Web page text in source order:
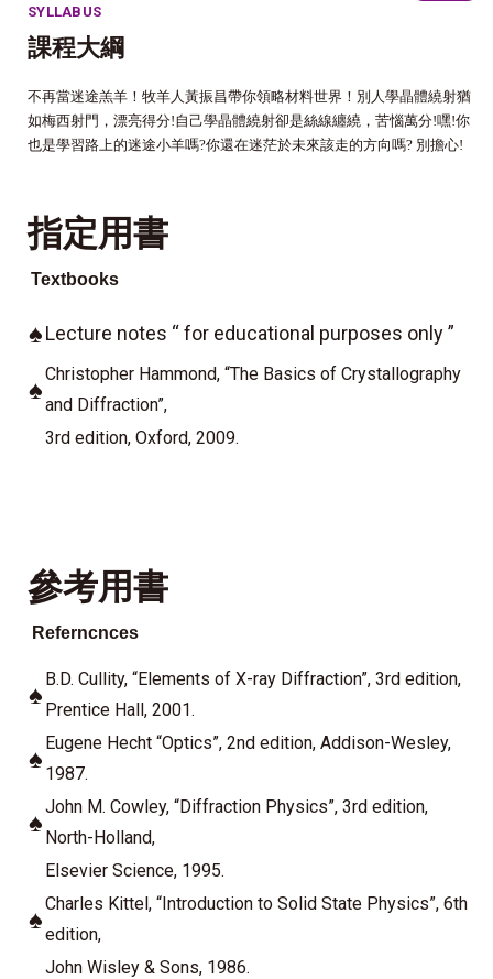
SYLLABUS
課程大綱
不再當迷途羔羊！牧羊人黃振昌帶你領略材料世界！別人學晶體繞射猶
如梅西射門，漂亮得分!自己學晶體繞射卻是絲線纏繞，苦惱萬分!嘿!你
也是學習路上的迷途小羊嗎?你還在迷茫於未來該走的方向嗎? 別擔心!
指定用書
Textbooks
♠Lecture notes “ for educational purposes only ”
♠
Christopher Hammond, “The Basics of Crystallography
and Diffraction”,
3rd edition, Oxford, 2009.
參考用書
Referncnces
♠
B.D. Cullity, “Elements of X-ray Diffraction”, 3rd edition,
Prentice Hall, 2001.
♠
Eugene Hecht “Optics”, 2nd edition, Addison-Wesley,
1987.
♠
John M. Cowley, “Diffraction Physics”, 3rd edition,
North-Holland,
Elsevier Science, 1995.
♠
Charles Kittel, “Introduction to Solid State Physics”, 6th
edition,
John Wisley & Sons, 1986.